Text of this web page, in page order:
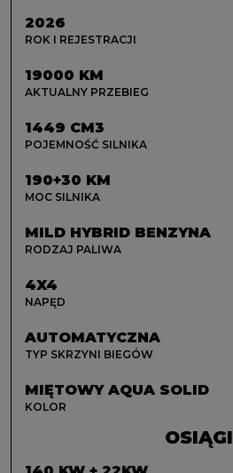
2026
ROK I REJESTRACJI
19000 KM
AKTUALNY PRZEBIEG
1449 CM3
POJEMNOŚĆ SILNIKA
190+30 KM
MOC SILNIKA
MILD HYBRID BENZYNA
RODZAJ PALIWA
4X4
NAPĘD
AUTOMATYCZNA
TYP SKRZYNI BIEGÓW
MIĘTOWY AQUA SOLID
KOLOR
OSIĄGI